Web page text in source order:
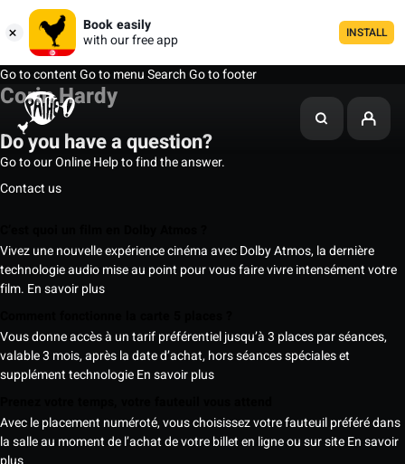
Book easily
with our free app
INSTALL
Go to contentGo to menuSearchGo to footer
Corin Hardy
Do you have a question?
Go to our Online Help to find the answer.
Contact us
Vivez une nouvelle expérience cinéma avec Dolby Atmos, la dernière
technologie audio mise au point pour vous faire vivre intensément votre
film. En savoir plus
Vous donne accès à un tarif préférentiel jusqu’à 3 places par séances,
valable 3 mois, après la date d’achat, hors séances spéciales et
supplément technologieEn savoir plus
Avec le placement numéroté, vous choisissez votre fauteuil préféré dans
la salle au moment de l’achat de votre billet en ligne ou sur siteEn savoir